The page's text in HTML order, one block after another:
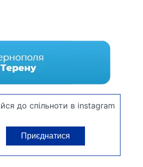
до спільноти в instagram
Приєднатися